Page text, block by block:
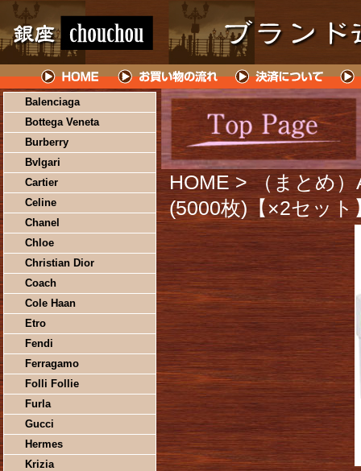
Balenciaga
Bottega Veneta
Burberry
Bvlgari
Cartier
Celine
Chanel
Chloe
Christian Dior
Coach
Cole Haan
Etro
Fendi
Ferragamo
Folli Follie
Furla
Gucci
Hermes
Krizia
HOME > （まとめ
(5000枚)【×2セット